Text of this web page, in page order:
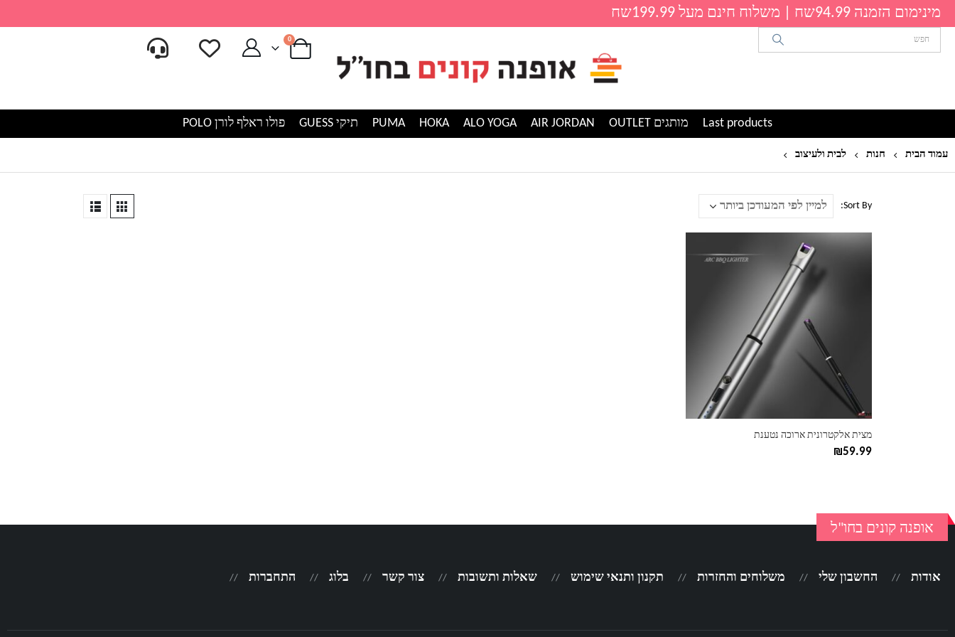
מינימום הזמנה 94.99שח | משלוח חינם מעל 199.99שח
0
Last products מותגים OUTLET AIR JORDAN
ALO YOGA
HOKA
PUMA תיקי GUESS פולו ראלף לורן POLO
עמוד הבית חנות לבית ולעיצוב
Sort By:
מצית אלקטרונית ארוכה נטענת
₪59.99
אופנה קונים בחו"ל
אודות החשבון שלי משלוחים והחזרות תקנון ותנאי שימוש שאלות ותשובות צור קשר בלוג התחברות